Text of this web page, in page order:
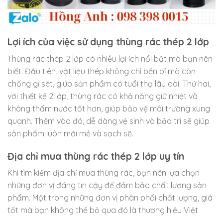
Lợi ích của việc sử dụng thùng rác thép 2 lớp
Thùng rác thép 2 lớp có nhiều lợi ích nổi bật mà bạn nên
biết. Đầu tiên, vật liệu thép không chỉ bền bỉ mà còn
chống gỉ sét, giúp sản phẩm có tuổi thọ lâu dài. Thứ hai,
với thiết kế 2 lớp, thùng rác có khả năng giữ nhiệt và
không thấm nước tốt hơn, giúp bảo vệ môi trường xung
quanh. Thêm vào đó, dễ dàng vệ sinh và bảo trì sẽ giúp
sản phẩm luôn mới mẻ và sạch sẽ.
Địa chỉ mua thùng rác thép 2 lớp uy tín
Khi tìm kiếm địa chỉ mua thùng rác, bạn nên lựa chọn
những đơn vị đáng tin cậy để đảm bảo chất lượng sản
phẩm. Một trong những đơn vị phân phối chất lượng, giá
tốt mà bạn không thể bỏ qua đó là thương hiệu Việt